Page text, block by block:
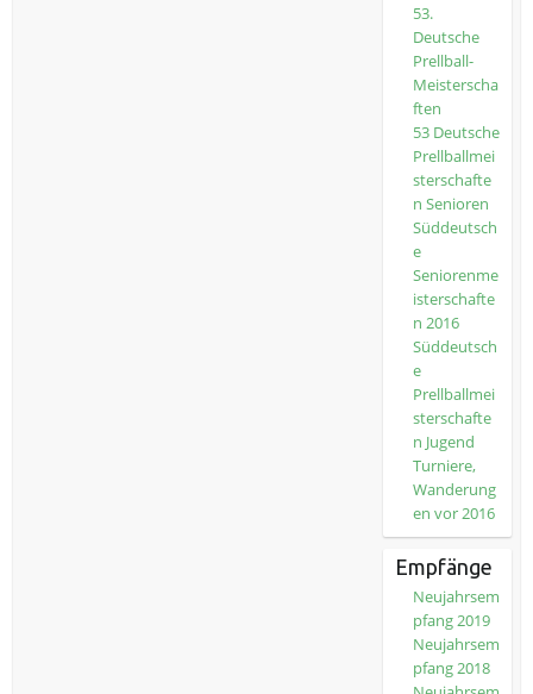
53.
Deutsche
Prellball-
Meisterscha
ften
53 Deutsche
Prellballmei
sterschafte
n Senioren
Süddeutsch
e
Seniorenme
isterschafte
n 2016
Süddeutsch
e
Prellballmei
sterschafte
n Jugend
Turniere,
Wanderung
en vor 2016
Empfänge
Neujahrsem
pfang 2019
Neujahrsem
pfang 2018